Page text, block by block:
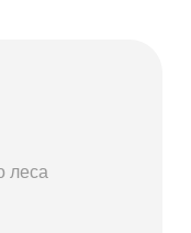
леса